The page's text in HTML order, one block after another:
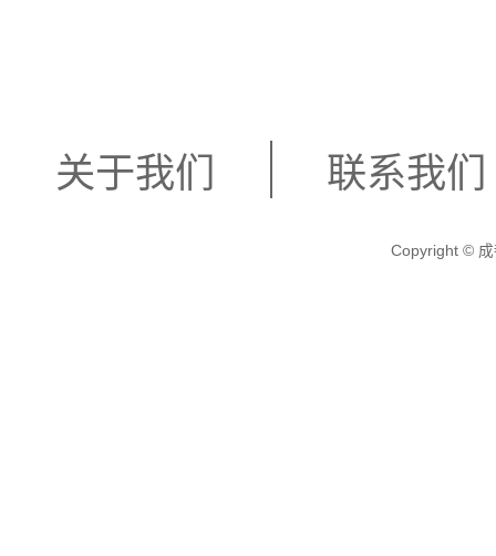
关于我们 联系我们
Copyright © 成